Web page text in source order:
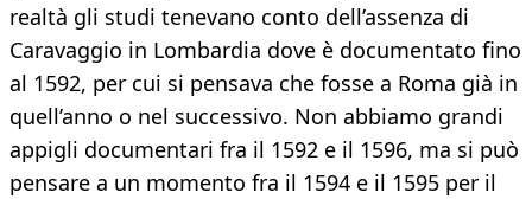
realtà gli studi tenevano conto dell’assenza di
Caravaggio in Lombardia dove è documentato fino
al 1592, per cui si pensava che fosse a Roma già in
quell’anno o nel successivo. Non abbiamo grandi
appigli documentari fra il 1592 e il 1596, ma si può
pensare a un momento fra il 1594 e il 1595 per il